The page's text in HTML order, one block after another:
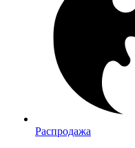
Распродажа